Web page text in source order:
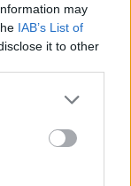
may
IAB’s List of
it to other